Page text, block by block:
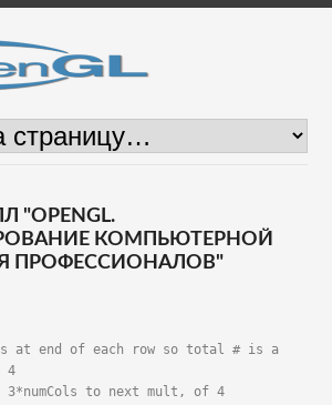
"OPENGL.
КОМПЬЮТЕРНОЙ
ПРОФЕССИОНАЛОВ"
at end of each row so total # is a
4
3*numCols to next mult, of 4